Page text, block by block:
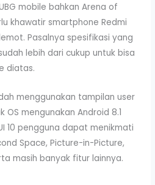
mobile bahkan Arena of
khawatir smartphone Redmi
Pasalnya spesifikasi yang
lebih dari cukup untuk bisa
diatas.
menggunakan tampilan user
OS mengunakan Android 8.1
10 pengguna dapat menikmati
Space, Picture-in-Picture,
masih banyak fitur lainnya.